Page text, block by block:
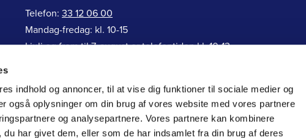
indhold og annoncer, til at vise dig funktioner til sociale medier og
også oplysninger om din brug af vores website med vores partnere
og analysepartnere. Vores partnere kan kombinere
har givet dem, eller som de har indsamlet fra din brug af deres
Telefon: 33 12 06 00
Mandag-fredag: kl. 10-15
I juli og frem til 7. august er telefontiden kl. 10-13
Generelle henvendelser:ff@farmakonom.dk
Faglig rådgivning:raadgivning@farmakonom.dk